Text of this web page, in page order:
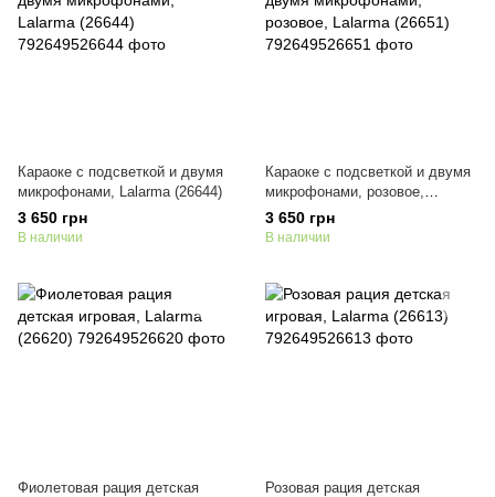
Караоке с подсветкой и двумя
микрофонами, Lalarma (26644)
3 650 грн
В наличии
Караоке с подсветкой и двумя
микрофонами, розовое,
Lalarma (26651)
3 650 грн
В наличии
Фиолетовая рация детская
Розовая рация детская